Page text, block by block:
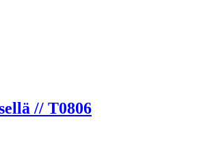
// T0806